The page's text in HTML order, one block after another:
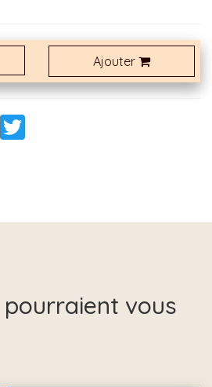
Ajouter
Facebook
vous